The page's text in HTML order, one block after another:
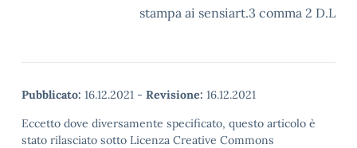
stampa ai sensiart.3 comma 2 D.L
Pubblicato: 16.12.2021 - Revisione: 16.12.2021
Eccetto dove diversamente specificato, questo articolo è
stato rilasciato sotto Licenza Creative Commons